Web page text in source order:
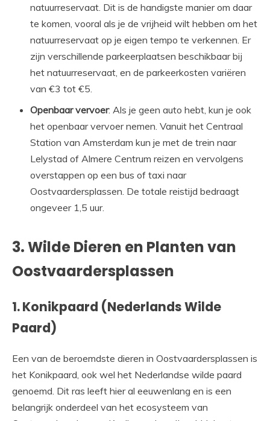
natuurreservaat. Dit is de handigste manier om daar
te komen, vooral als je de vrijheid wilt hebben om het
natuurreservaat op je eigen tempo te verkennen. Er
zijn verschillende parkeerplaatsen beschikbaar bij
het natuurreservaat, en de parkeerkosten variëren
van €3 tot €5.
Openbaar vervoer: Als je geen auto hebt, kun je ook
het openbaar vervoer nemen. Vanuit het Centraal
Station van Amsterdam kun je met de trein naar
Lelystad of Almere Centrum reizen en vervolgens
overstappen op een bus of taxi naar
Oostvaardersplassen. De totale reistijd bedraagt
ongeveer 1,5 uur.
3. Wilde Dieren en Planten van
Oostvaardersplassen
1. Konikpaard (Nederlands Wilde
Paard)
Een van de beroemdste dieren in Oostvaardersplassen is
het Konikpaard, ook wel het Nederlandse wilde paard
genoemd. Dit ras leeft hier al eeuwenlang en is een
belangrijk onderdeel van het ecosysteem van